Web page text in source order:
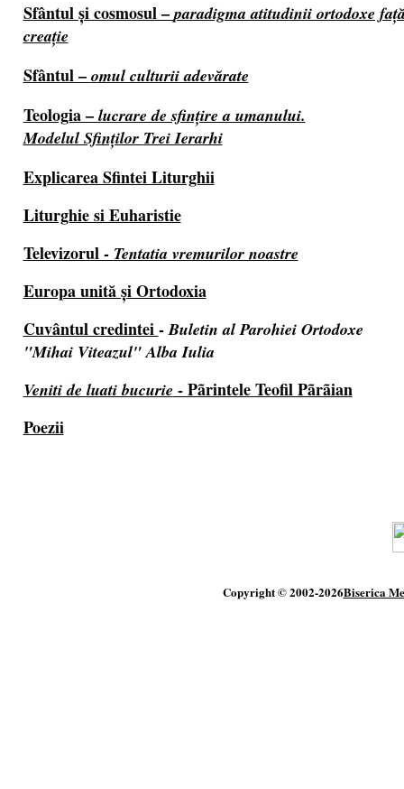
Sfântul şi cosmosul –paradigma atitudinii ortodoxe
creaţie
Sfântul – omul culturii adevărate
Teologia – lucrare de sfinţire a umanului.
Modelul Sfinţilor Trei Ierarhi
Explicarea Sfintei Liturghii
Liturghie si Euharistie
Televizorul - Tentatia vremurilor noastre
Europa unită şi Ortodoxia
Cuvântul credintei-Buletin al Parohiei Ortodoxe
"Mihai Viteazul" Alba Iulia
Veniti de luati bucurie - Pãrintele Teofil Pãrãian
Poezii
Copyright © 2002-2026Biserica